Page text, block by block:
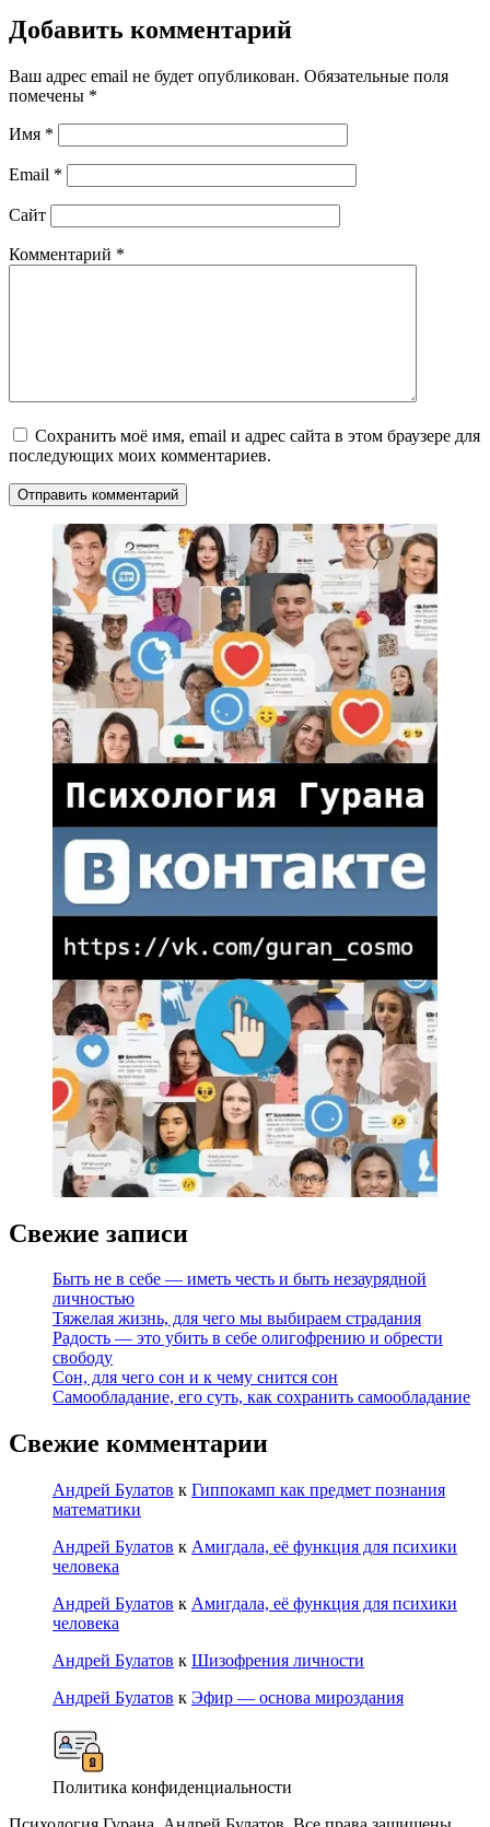
Добавить комментарий
Ваш адрес email не будет опубликован. Обязательные поля
помечены *
Имя *
Email *
Сайт
Комментарий *
Сохранить моё имя, email и адрес сайта в этом браузере для
последующих моих комментариев.
Свежие записи
Быть не в себе — иметь честь и быть незаурядной
личностью
Тяжелая жизнь, для чего мы выбираем страдания
Радость — это убить в себе олигофрению и обрести
свободу
Сон, для чего сон и к чему снится сон
Самообладание, его суть, как сохранить самообладание
Свежие комментарии
Андрей Булатов к Гиппокамп как предмет познания
математики
Андрей Булатов к Амигдала, её функция для психики
человека
Андрей Булатов к Амигдала, её функция для психики
человека
Андрей Булатов к Шизофрения личности
Андрей Булатов к Эфир — основа мироздания
Политика конфиденциальности